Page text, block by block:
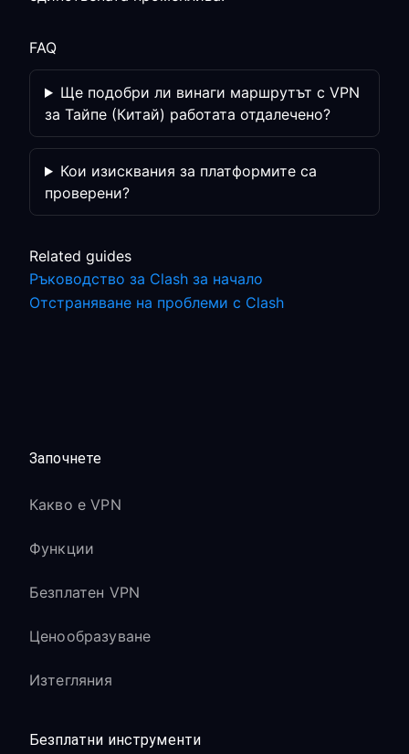
FAQ
Ще подобри ли винаги маршрутът с VPN
за Тайпе (Китай) работата отдалечено?
Кои изисквания за платформите са
проверени?
Related guides
Ръководство за Clash за начало
Отстраняване на проблеми с Clash
Започнете
Какво е VPN
Функции
Безплатен VPN
Ценообразуване
Изтегляния
Безплатни инструменти